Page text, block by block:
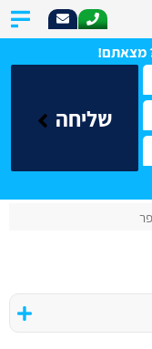
מצאתם!
שליחה